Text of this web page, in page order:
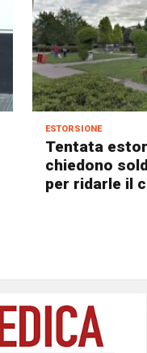
estorsione
Tentata
chiedono
per ridarle il